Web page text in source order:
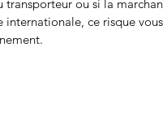
transporteur ou si la
internationale, ce risque